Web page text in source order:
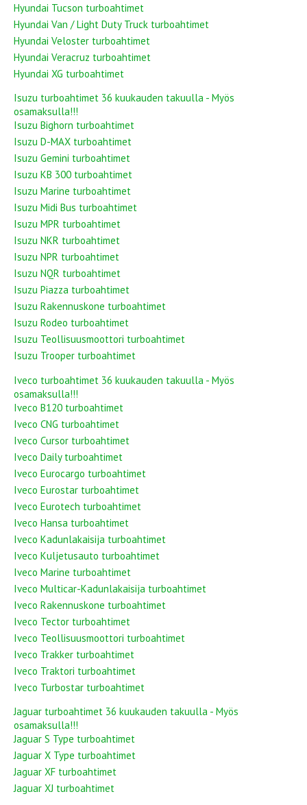
Hyundai Tucson turboahtimet
Hyundai Van / Light Duty Truck turboahtimet
Hyundai Veloster turboahtimet
Hyundai Veracruz turboahtimet
Hyundai XG turboahtimet
Isuzu turboahtimet 36 kuukauden takuulla - Myös
osamaksulla!!!
Isuzu Bighorn turboahtimet
Isuzu D-MAX turboahtimet
Isuzu Gemini turboahtimet
Isuzu KB 300 turboahtimet
Isuzu Marine turboahtimet
Isuzu Midi Bus turboahtimet
Isuzu MPR turboahtimet
Isuzu NKR turboahtimet
Isuzu NPR turboahtimet
Isuzu NQR turboahtimet
Isuzu Piazza turboahtimet
Isuzu Rakennuskone turboahtimet
Isuzu Rodeo turboahtimet
Isuzu Teollisuusmoottori turboahtimet
Isuzu Trooper turboahtimet
Iveco turboahtimet 36 kuukauden takuulla - Myös
osamaksulla!!!
Iveco B120 turboahtimet
Iveco CNG turboahtimet
Iveco Cursor turboahtimet
Iveco Daily turboahtimet
Iveco Eurocargo turboahtimet
Iveco Eurostar turboahtimet
Iveco Eurotech turboahtimet
Iveco Hansa turboahtimet
Iveco Kadunlakaisija turboahtimet
Iveco Kuljetusauto turboahtimet
Iveco Marine turboahtimet
Iveco Multicar-Kadunlakaisija turboahtimet
Iveco Rakennuskone turboahtimet
Iveco Tector turboahtimet
Iveco Teollisuusmoottori turboahtimet
Iveco Trakker turboahtimet
Iveco Traktori turboahtimet
Iveco Turbostar turboahtimet
Jaguar turboahtimet 36 kuukauden takuulla - Myös
osamaksulla!!!
Jaguar S Type turboahtimet
Jaguar X Type turboahtimet
Jaguar XF turboahtimet
Jaguar XJ turboahtimet